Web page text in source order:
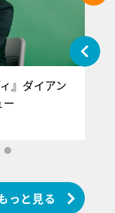
』ダイアン
ビュー
っと見る